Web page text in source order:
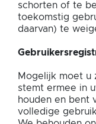
schorten of te
toekomstig
daarvan) te
Mogelijk moet u
stemt ermee in
houden en bent
volledige